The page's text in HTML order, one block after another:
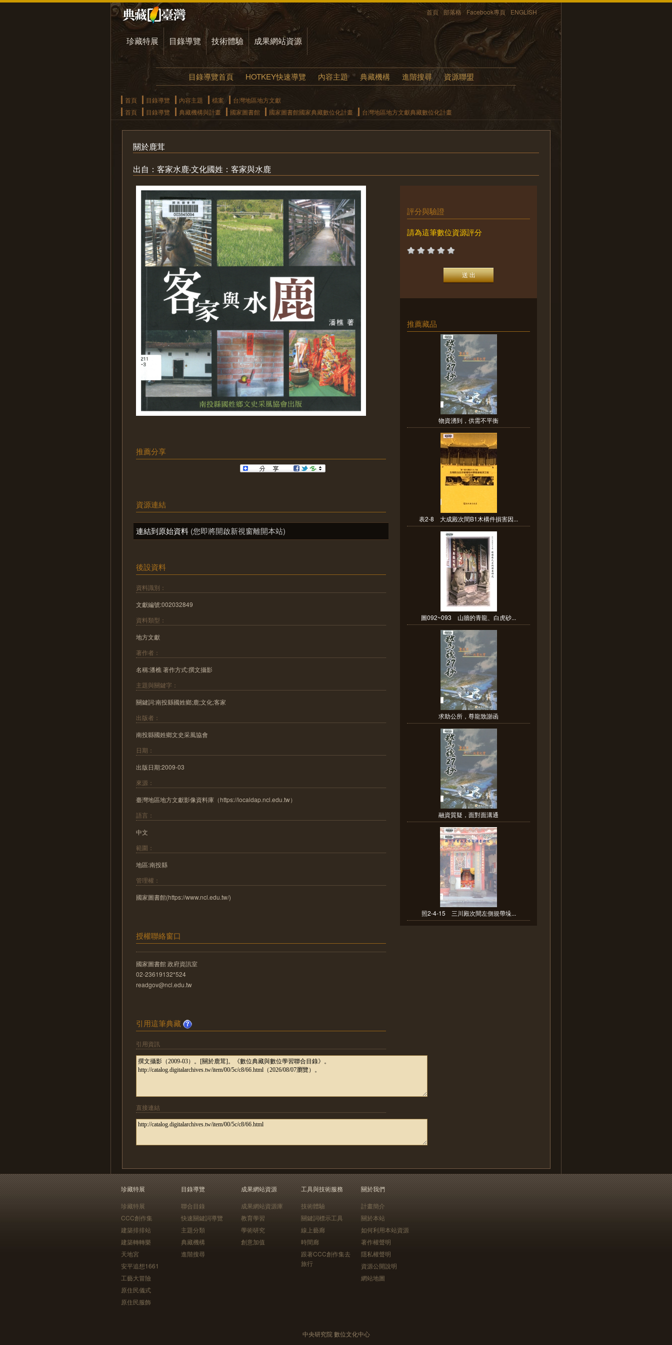
首頁 部落格 Facebook專頁 ENGLISH
珍藏特展 目錄導覽 技術體驗 成果網站資源
目錄導覽首頁 HOTKEY快速導覽 內容主題 典藏機構 進階搜尋 資源聯盟
首頁 目錄導覽 內容主題 檔案
台灣地區地方文獻
首頁
目錄導覽 典藏機構與計畫 國家圖書館 國家圖書館國家典藏數位化計畫 台灣地區地方文獻典藏數位化計畫
關於鹿茸
出自：客家水鹿‧文化國姓：客家與水鹿
推薦分享
資源連結
連結到原始資料 (您即將開啟新視窗離開本站)
後設資料
資料識別：
文獻編號:002032849
資料類型：
地方文獻
著作者：
名稱:潘樵 著作方式:撰文攝影
主題與關鍵字：
關鍵詞:南投縣國姓鄉;鹿;文化;客家
出版者：
南投縣國姓鄉文史采風協會
日期：
出版日期:2009-03
來源：
臺灣地區地方文獻影像資料庫（https://localdap.ncl.edu.tw）
語言：
中文
範圍：
地區:南投縣
管理權：
國家圖書館(https://www.ncl.edu.tw/)
授權聯絡窗口
國家圖書館 政府資訊室
02-23619132*524
readgov@ncl.edu.tw
引用這筆典藏
引用資訊
直接連結
評分與驗證
請為這筆數位資源評分
推薦藏品
物資湧到，供需不平衡
表2-8 大成殿次間B1木構件損害因...
圖092~093 山牆的青龍、白虎砂...
求助公所，尊龍致謝函
融資質疑，面對面溝通
照2-4-15 三川殿次間左側規帶垛...
珍藏特展
珍藏特展
CCC創作集
建築排排站
建築轉轉樂
天地宮
安平追想1661
工藝大冒險
原住民儀式
原住民服飾
目錄導覽
聯合目錄
快速關鍵詞導覽
主題分類
典藏機構
進階搜尋
成果網站資源
成果網站資源庫
教育學習
學術研究
創意加值
工具與技術服務
技術體驗
關鍵詞標示工具
線上藝廊
時間廊
跟著CCC創作集去
旅行
關於我們
計畫簡介
關於本站
如何利用本站資源
著作權聲明
隱私權聲明
資源公開說明
網站地圖
中央研究院 數位文化中心